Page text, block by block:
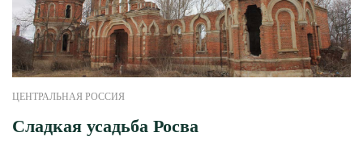
ЦЕНТРАЛЬНАЯ РОССИЯ
Сладкая усадьба Росва